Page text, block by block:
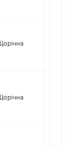
Щорічна
Щорічна